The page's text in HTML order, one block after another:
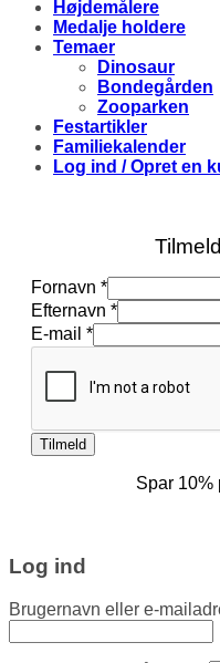
Højdemålere
Medalje holdere
Temaer
Dinosaur
Bondegården
Zooparken
Festartikler
Familiekalender
Log ind / Opret en
E-
mail
Fornavn
Efternavn
Fornavn *
Efternavn *
E-mail *
Tilmeld
Spar 10%
Log ind
Brugernavn eller e-